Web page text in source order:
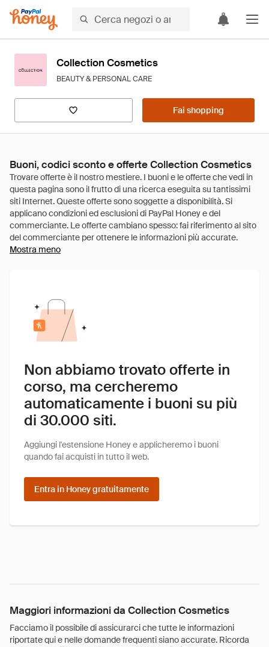
Collection Cosmetics
BEAUTY & PERSONAL CARE
Fai shopping
Buoni, codici sconto e offerte Collection Cosmetics
Mostra meno
Non abbiamo trovato offerte in
corso, ma cercheremo
automaticamente i buoni su più
di 30.000 siti.
Aggiungi l'estensione Honey e applicheremo i buoni
quando fai acquisti in tutto il web.
Entra in Honey gratuitamente
Maggiori informazioni da Collection Cosmetics
Facciamo il possibile di assicurarci che tutte le informazioni
riportate qui e nelle domande frequenti siano accurate. Ricorda